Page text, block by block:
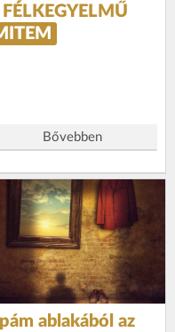
Bővebben
ablakából az